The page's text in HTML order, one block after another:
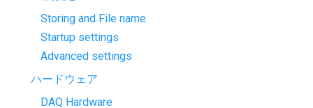
Storing and File name
Startup settings
Advanced settings
ハードウェア
DAQ Hardware